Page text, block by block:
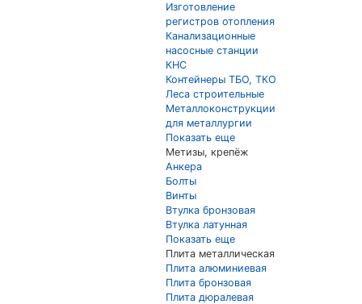
Изготовление
регистров отопления
Канализационные
насосные станции
КНС
Контейнеры ТБО, ТКО
Леса строительные
Металлоконструкции
для металлургии
Показать еще
Метизы, крепёж
Анкера
Болты
Винты
Втулка бронзовая
Втулка латунная
Показать еще
Плита металлическая
Плита алюминиевая
Плита бронзовая
Плита дюралевая